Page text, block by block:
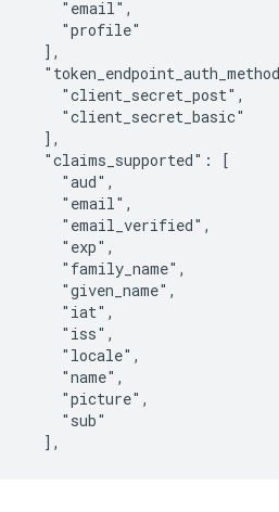
    "email",
    "profile"
  ],
    "client_secret_post",
    "client_secret_basic"
  ],
  "claims_supported": [
    "aud",
    "email",
    "email_verified",
    "exp",
    "family_name",
    "given_name",
    "iat",
    "iss",
    "locale",
    "name",
    "picture",
    "sub"